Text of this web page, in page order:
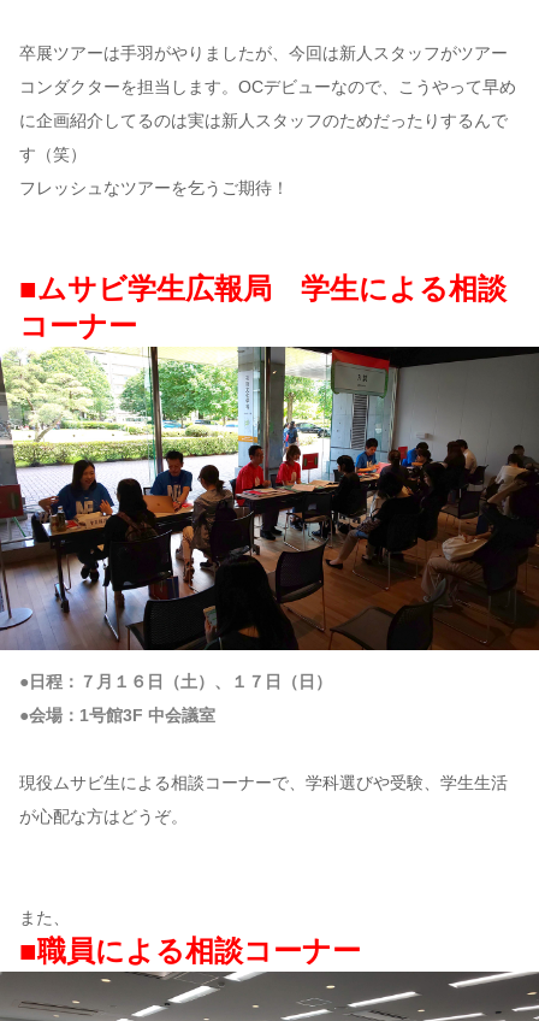
卒展ツアーは手羽がやりましたが、今回は新人スタッフがツアー
コンダクターを担当します。OCデビューなので、こうやって早め
に企画紹介してるのは実は新人スタッフのためだったりするんで
す（笑）
フレッシュなツアーを乞うご期待！
■ムサビ学生広報局 学生による相談
コーナー
●日程：７月１６日（土）、１７日（日）
●会場：1号館3F 中会議室
現役ムサビ生による相談コーナーで、学科選びや受験、学生生活
が心配な方はどうぞ。
また、
■職員による相談コーナー